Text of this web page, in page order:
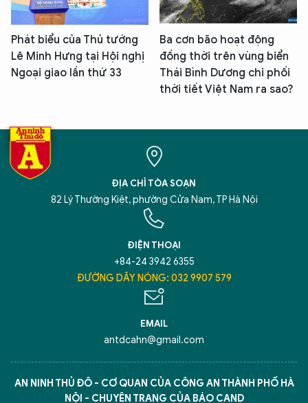
Phát biểu của Thủ tướng
Lê Minh Hưng tại Hội nghị
Ngoại giao lần thứ 33
Ba cơn bão hoạt động
đồng thời trên vùng biển
Thái Bình Dương chi phối
thời tiết Việt Nam ra sao?
ĐỊA CHỈ TÒA SOẠN
82 Lý Thường Kiệt, phường Cửa Nam, TP Hà Nội
ĐIỆN THOẠI
+84-24 3942 6355
ĐƯỜNG DÂY NÓNG: 032 9907 579
EMAIL
antdcahn@gmail.com
AN NINH THỦ ĐÔ - CƠ QUAN CỦA CÔNG AN THÀNH PHỐ HÀ
NỘI - CHUYÊN TRANG CỦA BÁO CAND